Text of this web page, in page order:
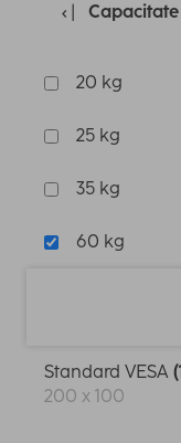
20 kg
25 kg
35 kg
60 kg
Standard VESA
200 x 100